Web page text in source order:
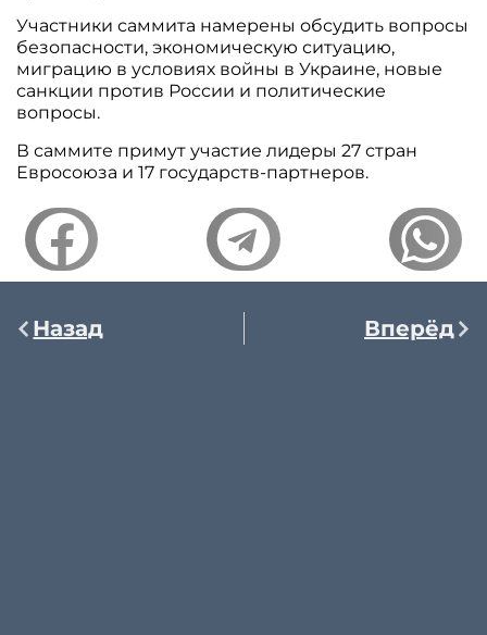
Участники саммита намерены обсудить вопросы
безопасности, экономическую ситуацию,
миграцию в условиях войны в Украине, новые
санкции против России и политические
вопросы.
В саммите примут участие лидеры 27 стран
Евросоюза и 17 государств-партнеров.
Назад Вперёд